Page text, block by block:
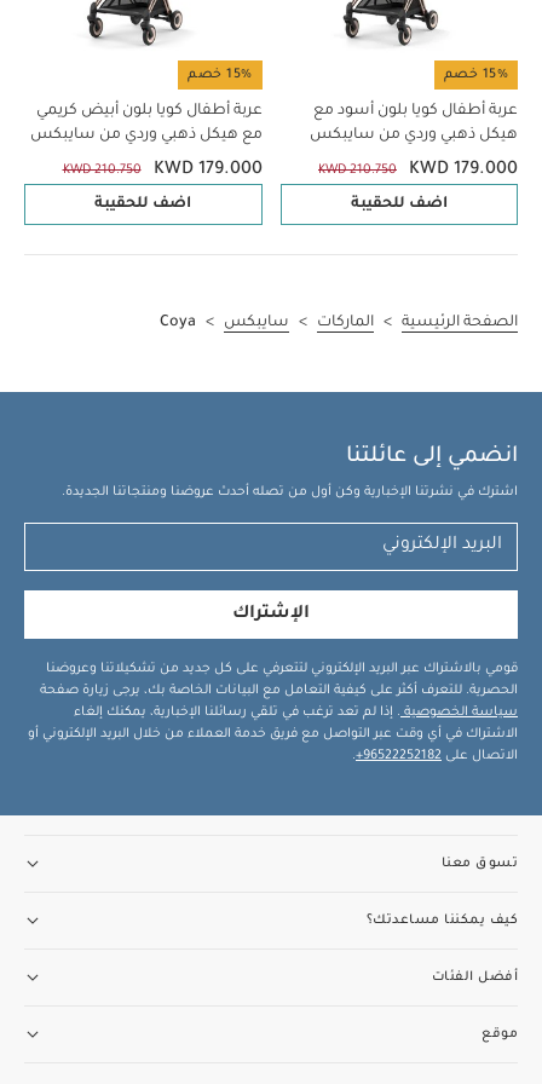
15% خصم
عربة أطفال كويا بلون أسود مع
هيكل ذهبي وردي من سايبكس
KWD 179.000
KWD 210.750
اضف للحقيبة
15% خصم
عربة أطفال كويا بلون أبيض كريمي
مع هيكل ذهبي وردي من سايبكس
KWD 179.000
KWD 210.750
اضف للحقيبة
الصفحة الرئيسية > الماركات > سايبكس >
Coya
انضمي إلى عائلتنا
اشترك في نشرتنا الإخبارية وكن أول من تصله أحدث عروضنا ومنتجاتنا الجديدة.
الإشتراك
قومي بالاشتراك عبر البريد الإلكتروني لتتعرفي على كل جديد من تشكيلاتنا وعروضنا
الحصرية. للتعرف أكثر على كيفية التعامل مع البيانات الخاصة بك، يرجى زيارة صفحة
سياسة الخصوصية . إذا لم تعد ترغب في تلقي رسائلنا الإخبارية، يمكنك إلغاء
الاشتراك في أي وقت عبر التواصل مع فريق خدمة العملاء من خلال البريد الإلكتروني أو
الاتصال على 96522252182+
.
تسوق معنا
كيف يمكننا مساعدتك؟
أفضل الفئات
موقع